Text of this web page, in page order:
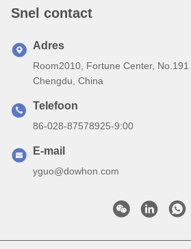
Snel contact
Adres
Room2010, Fortune Center, No.191
Chengdu, China
Telefoon
86-028-87578925-9:00
E-mail
yguo@dowhon.com